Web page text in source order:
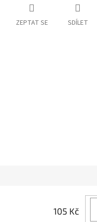
ZEPTAT SE SDÍLET
105 Kč